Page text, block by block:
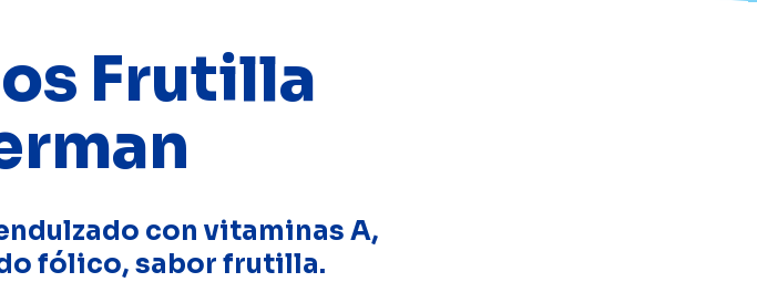
Frutilla
con vitaminas A,
fólico, sabor frutilla.